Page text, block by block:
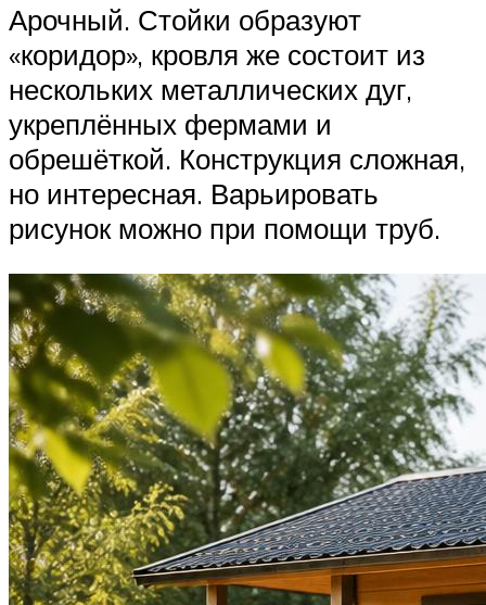
Арочный. Стойки образуют
«коридор», кровля же состоит из
нескольких металлических дуг,
укреплённых фермами и
обрешёткой. Конструкция сложная,
но интересная. Варьировать
рисунок можно при помощи труб.